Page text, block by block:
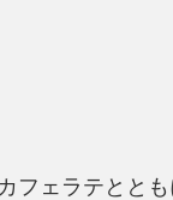
フェラテとと